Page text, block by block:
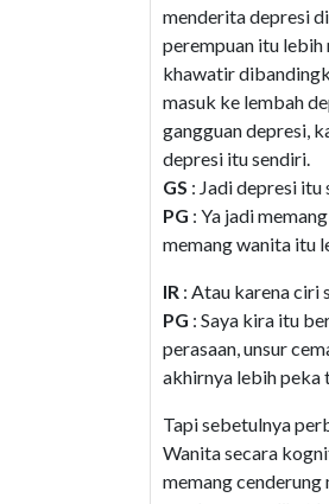
menderita depresi
perempuan itu lebih
khawatir
masuk ke lembah
gangguan depresi,
depresi itu sendiri.
GS : Jadi depresi itu
PG : Ya jadi
memang wanita itu
IR : Atau karena ciri
PG : Saya kira itu
perasaan, unsur
akhirnya lebih peka
Tapi sebetulnya
Wanita secara
memang